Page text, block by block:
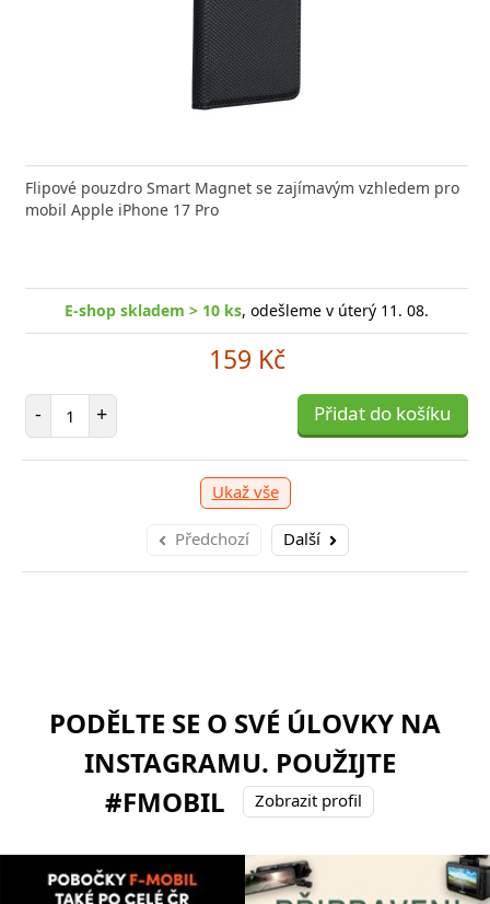
Flipové pouzdro Smart Magnet se zajímavým vzhledem pro
mobil Apple iPhone 17 Pro
E-shop skladem > 10 ks, odešleme v úterý 11. 08.
159 Kč
- Počet položek
+ Přidat do košíku
Ukaž vše
Předchozí Další
FIXED zajistí rychlé a bezpečné nabíjení
moderního smartphonu,
skladem > 10 ks, odešleme v úterý 11. 08.
položek
+ Přidat do košíku -
PODĚLTE SE O SVÉ ÚLOVKY NA
INSTAGRAMU. POUŽIJTE
#FMOBIL
Zobrazit profil